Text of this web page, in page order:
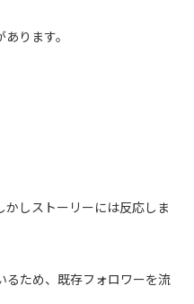
ります。
しストーリーには反応しま
ため、既存フォロワーを流